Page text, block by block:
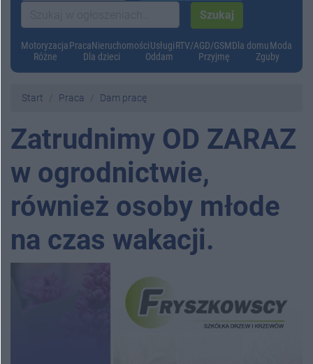
MotoryzacjaPracaNieruchomościUsługiRTV/AGD/GSMDla domuModa
Różne
Dla dzieci Oddam Przyjmę Zguby
Start Praca Dam pracę
Zatrudnimy OD ZARAZ
w ogrodnictwie,
również osoby młode
na czas wakacji.